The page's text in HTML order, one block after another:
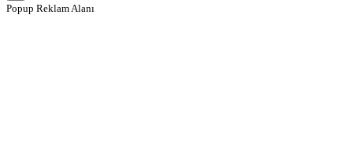
Popup Reklam Alanı